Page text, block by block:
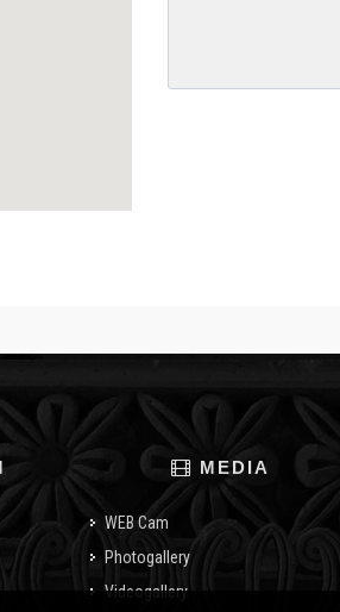
MEDIA
WEB Cam
Photogallery
Videogallery